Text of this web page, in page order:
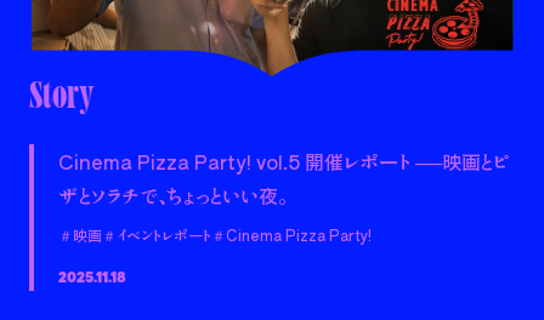
Story
Cinema Pizza Party! vol.5 開催レポート ──映画とピ
ザとソラチで、ちょっといい夜。
＃映画＃イベントレポート ＃Cinema Pizza Party!
2025.11.18